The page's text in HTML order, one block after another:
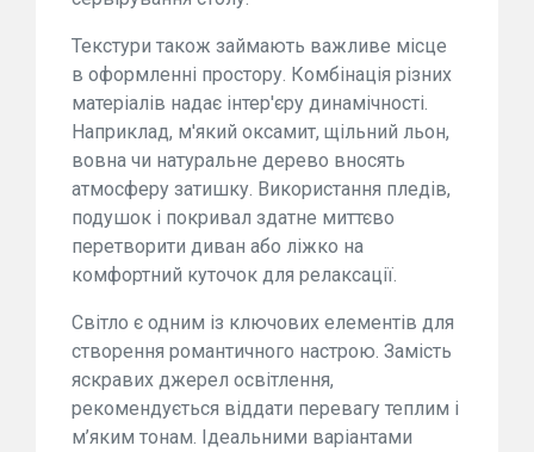
Текстури також займають важливе місце
в оформленні простору. Комбінація різних
матеріалів надає інтер'єру динамічності.
Наприклад, м'який оксамит, щільний льон,
вовна чи натуральне дерево вносять
атмосферу затишку. Використання пледів,
подушок і покривал здатне миттєво
перетворити диван або ліжко на
комфортний куточок для релаксації.
Світло є одним із ключових елементів для
створення романтичного настрою. Замість
яскравих джерел освітлення,
рекомендується віддати перевагу теплим і
м’яким тонам. Ідеальними варіантами